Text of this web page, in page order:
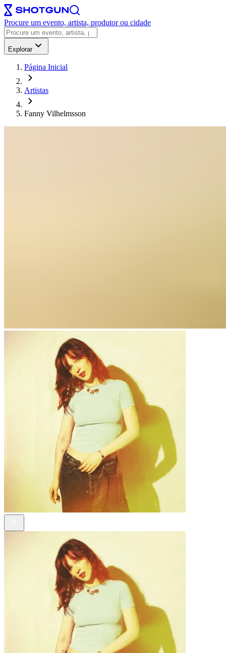
Procure um evento, artista, produtor ou cidade
Explorar
Página Inicial
Artistas
Fanny Vilhelmsson